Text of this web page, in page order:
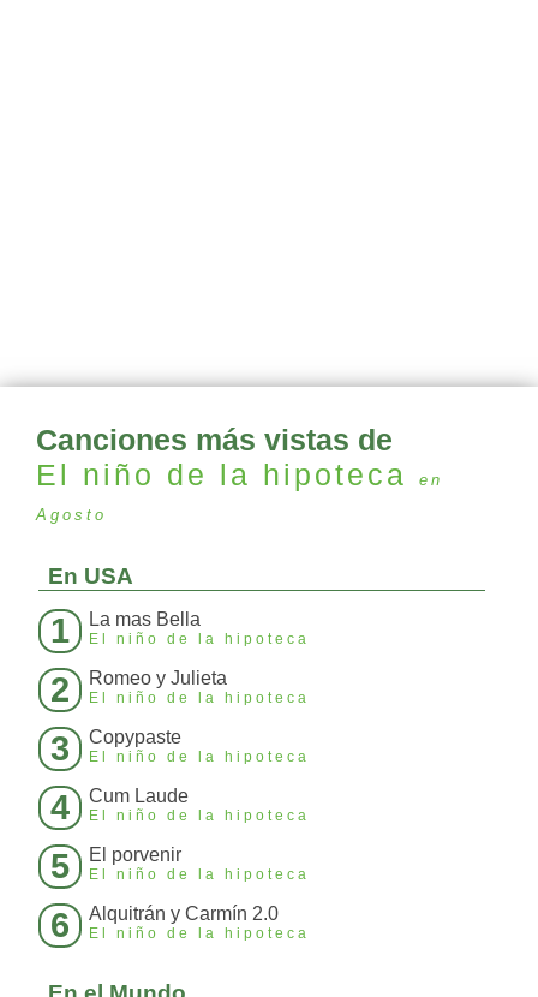
Canciones más vistas de
El niño de la hipoteca
en
Agosto
En USA
1 La mas Bella
El niño de la hipoteca
2 Romeo y Julieta
El niño de la hipoteca
3 Copypaste
El niño de la hipoteca
4 Cum Laude
El niño de la hipoteca
5 El porvenir
El niño de la hipoteca
6 Alquitrán y Carmín 2.0
El niño de la hipoteca